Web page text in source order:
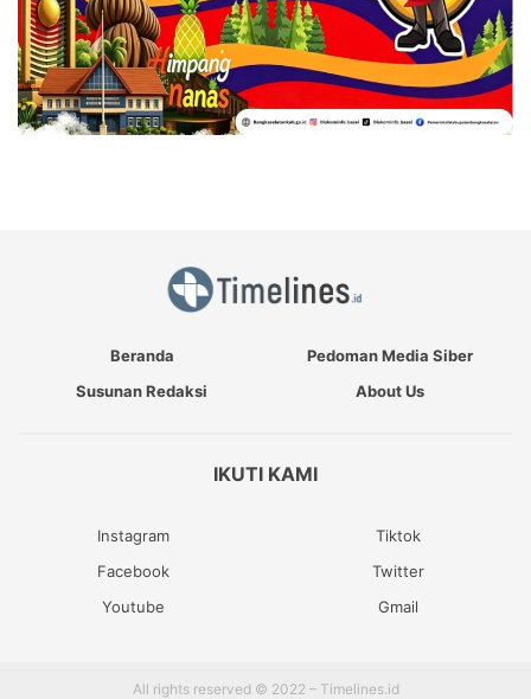
Beranda
Pedoman Media Siber
Susunan Redaksi
About Us
IKUTI KAMI
Instagram
Tiktok
Facebook
Twitter
Youtube
Gmail
All rights reserved © 2022 – Timelines.id